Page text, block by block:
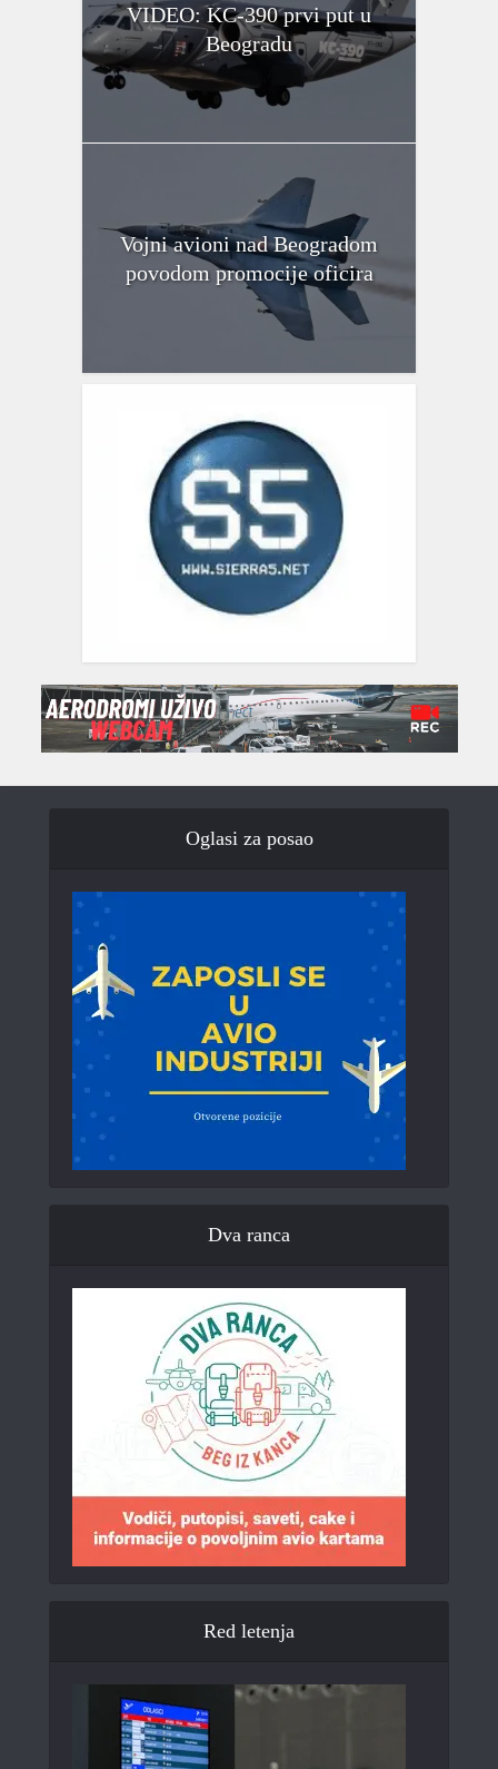
VIDEO: KC-390 prvi put u
Beogradu
Vojni avioni nad Beogradom
povodom promocije oficira
Oglasi za posao
Dva ranca
Red letenja